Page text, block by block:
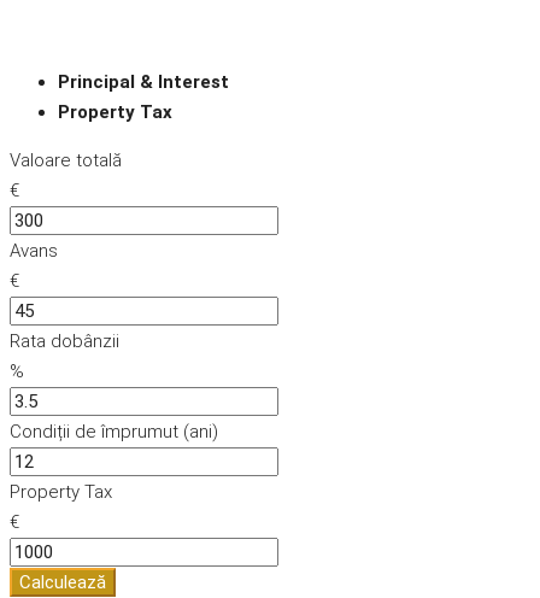
Principal & Interest
Property Tax
Valoare totală
€
Avans
€
Rata dobânzii
%
Condiții de împrumut (ani)
Property Tax
€
Calculează